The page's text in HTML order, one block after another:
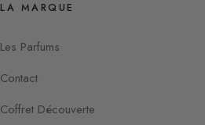
LA MARQUE
Les Parfums
Contact
Coffret Découverte